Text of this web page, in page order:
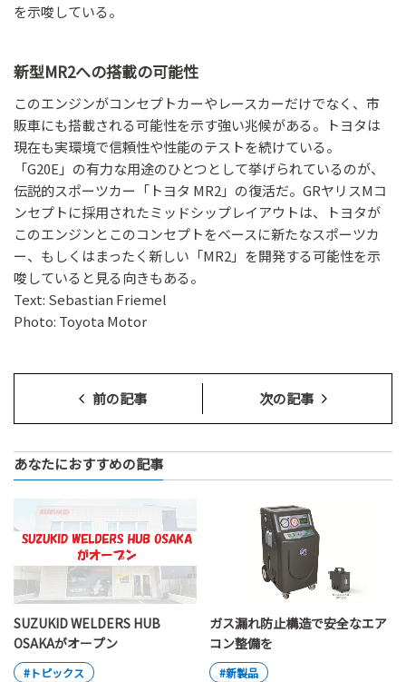
を示唆している。
新型MR2への搭載の可能性
このエンジンがコンセプトカーやレースカーだけでなく、市
販車にも搭載される可能性を示す強い兆候がある。トヨタは
現在も実環境で信頼性や性能のテストを続けている。
「G20E」の有力な用途のひとつとして挙げられているのが、
伝説的スポーツカー「トヨタ MR2」の復活だ。GRヤリスMコ
ンセプトに採用されたミッドシップレイアウトは、トヨタが
このエンジンとこのコンセプトをベースに新たなスポーツカ
ー、もしくはまったく新しい「MR2」を開発する可能性を示
唆していると見る向きもある。
Text: Sebastian Friemel
Photo: Toyota Motor
前の記事 次の記事
あなたにおすすめの記事
SUZUKID WELDERS HUB
OSAKAがオープン
#トピックス
ガス漏れ防止構造で安全なエア
コン整備を
#新製品